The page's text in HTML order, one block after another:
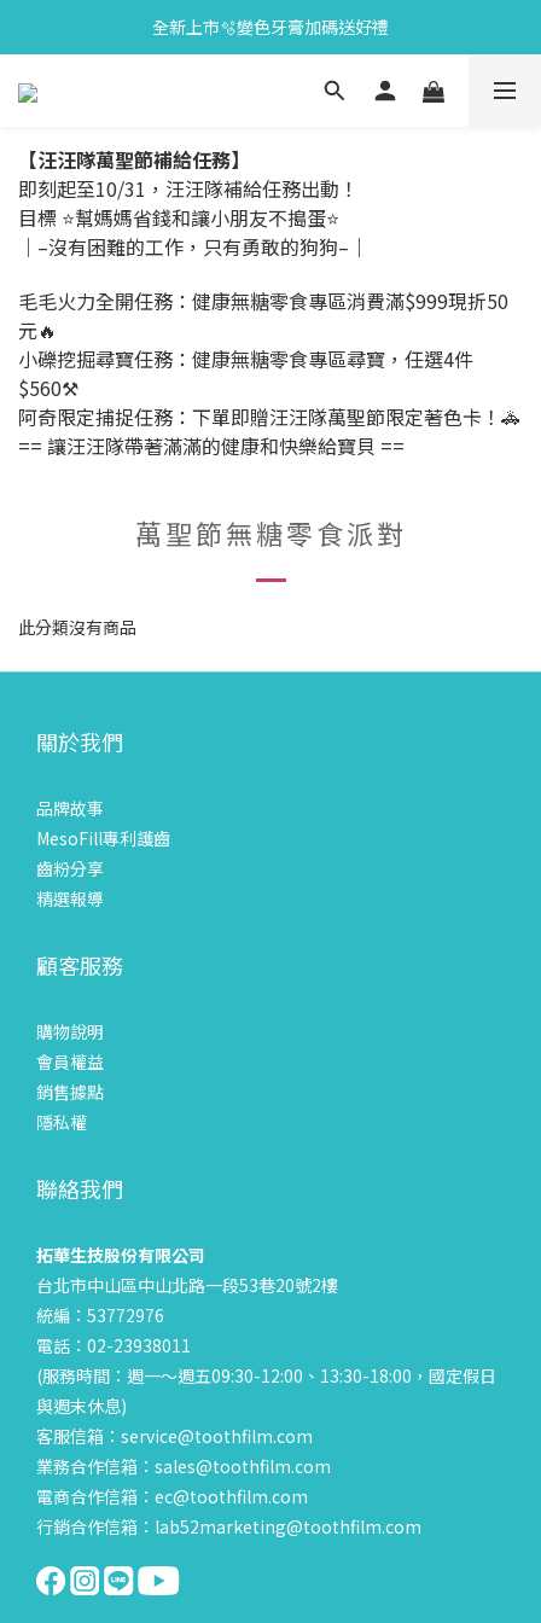
會員限定🎁點數兌換好禮
全新上市🫧變色牙膏加碼送好禮
會員限定🎁點數兌換好禮
【汪汪隊萬聖節補給任務】
即刻起至10/31，汪汪隊補給任務出動！
目標 ⭐幫媽媽省錢和讓小朋友不搗蛋⭐
｜–沒有困難的工作，只有勇敢的狗狗–｜
毛毛火力全開任務：健康無糖零食專區消費滿$999現折50
元🔥
小礫挖掘尋寶任務：健康無糖零食專區尋寶，任選4件
$560⚒
阿奇限定捕捉任務：下單即贈汪汪隊萬聖節限定著色卡！🚓
== 讓汪汪隊帶著滿滿的健康和快樂給寶貝 ==
萬聖節無糖零食派對
此分類沒有商品
關於我們
品牌故事
MesoFill專利護齒
齒粉分享
精選報導
顧客服務
購物說明
會員權益
銷售據點
隱私權
聯絡我們
拓華生技股份有限公司
台北市中山區中山北路一段53巷20號2樓
統編：53772976
電話：02-23938011
(服務時間：週一～週五09:30-12:00、13:30-18:00，國定假日
與週末休息)
客服信箱：service@toothfilm.com
業務合作信箱：sales@toothfilm.com
電商合作信箱：ec@toothfilm.com
行銷合作信箱：lab52marketing@toothfilm.com